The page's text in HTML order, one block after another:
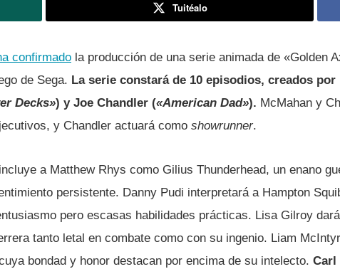
Tuitéalo
confirmado la producción de una serie animada de «Golden
de Sega. La serie constará de 10 episodios, creados por
Decks») y Joe Chandler («American Dad»). McMahan y
y Chandler actuará como showrunner.
a Matthew Rhys como Gilius Thunderhead, un enano
persistente. Danny Pudi interpretará a Hampton
pero escasas habilidades prácticas. Lisa Gilroy
tanto letal en combate como con su ingenio. Liam
bondad y honor destacan por encima de su intelecto. Carl